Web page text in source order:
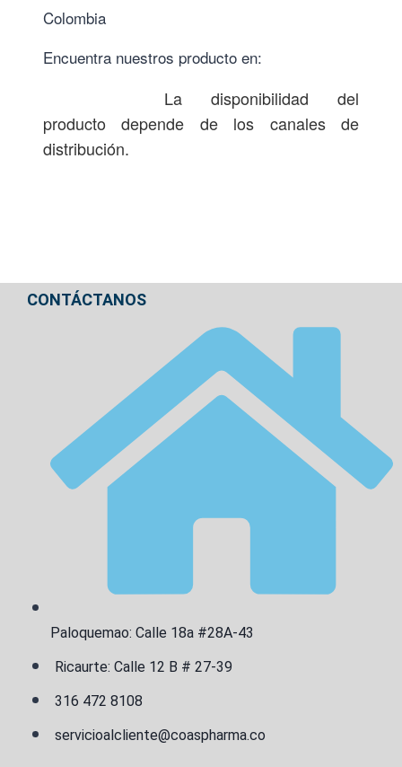
Colombia
Encuentra nuestros producto en:
La disponibilidad del
producto depende de los canales de
distribución.
CONTÁCTANOS
Paloquemao: Calle 18a #28A-43
Ricaurte: Calle 12 B # 27-39
316 472 8108
servicioalcliente@coaspharma.co